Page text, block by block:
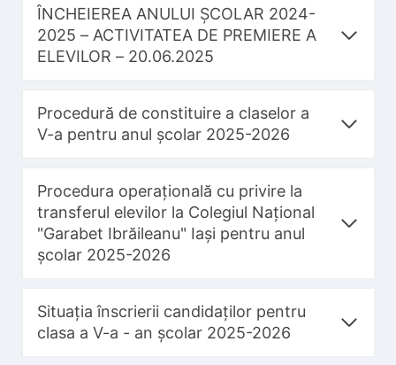
ÎNCHEIEREA ANULUI ȘCOLAR 2024-
2025 – ACTIVITATEA DE PREMIERE A
ELEVILOR – 20.06.2025
Procedură de constituire a claselor a
V-a pentru anul școlar 2025-2026
Procedura operațională cu privire la
transferul elevilor la Colegiul Național
"Garabet Ibrăileanu" Iași pentru anul
școlar 2025-2026
Situația înscrierii candidaților pentru
clasa a V-a - an școlar 2025-2026